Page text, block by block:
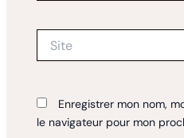
Enregistrer mon nom,
le navigateur pour mon